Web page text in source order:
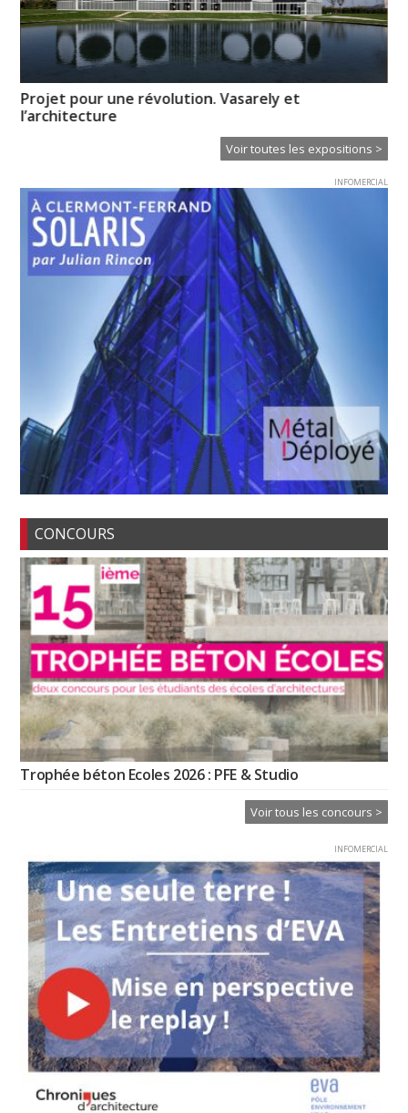
Projet pour une révolution. Vasarely et
l’architecture
Voir toutes les expositions >
INFOMERCIAL
CONCOURS
Trophée béton Ecoles 2026 : PFE & Studio
Voir tous les concours >
INFOMERCIAL